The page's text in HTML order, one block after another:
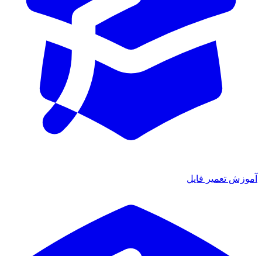
آموزش تعمیر فایل